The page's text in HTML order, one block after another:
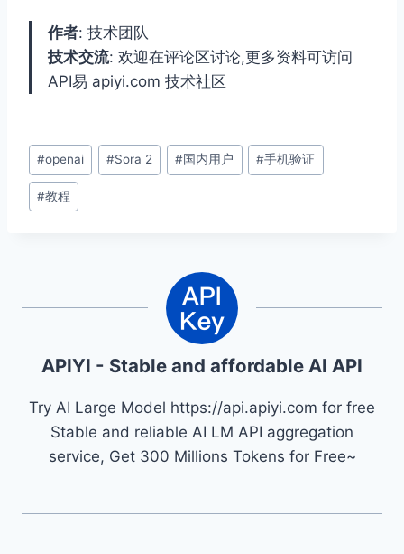
作者: 技术团队
技术交流: 欢迎在评论区讨论,更多资料可访问
API易 apiyi.com 技术社区
文
章
标
#openai #Sora 2 #国内用户 #手机验证
#教程
APIYI - Stable and affordable AI API
Try AI Large Model https://api.apiyi.com for free
Stable and reliable AI LM API aggregation
service, Get 300 Millions Tokens for Free~